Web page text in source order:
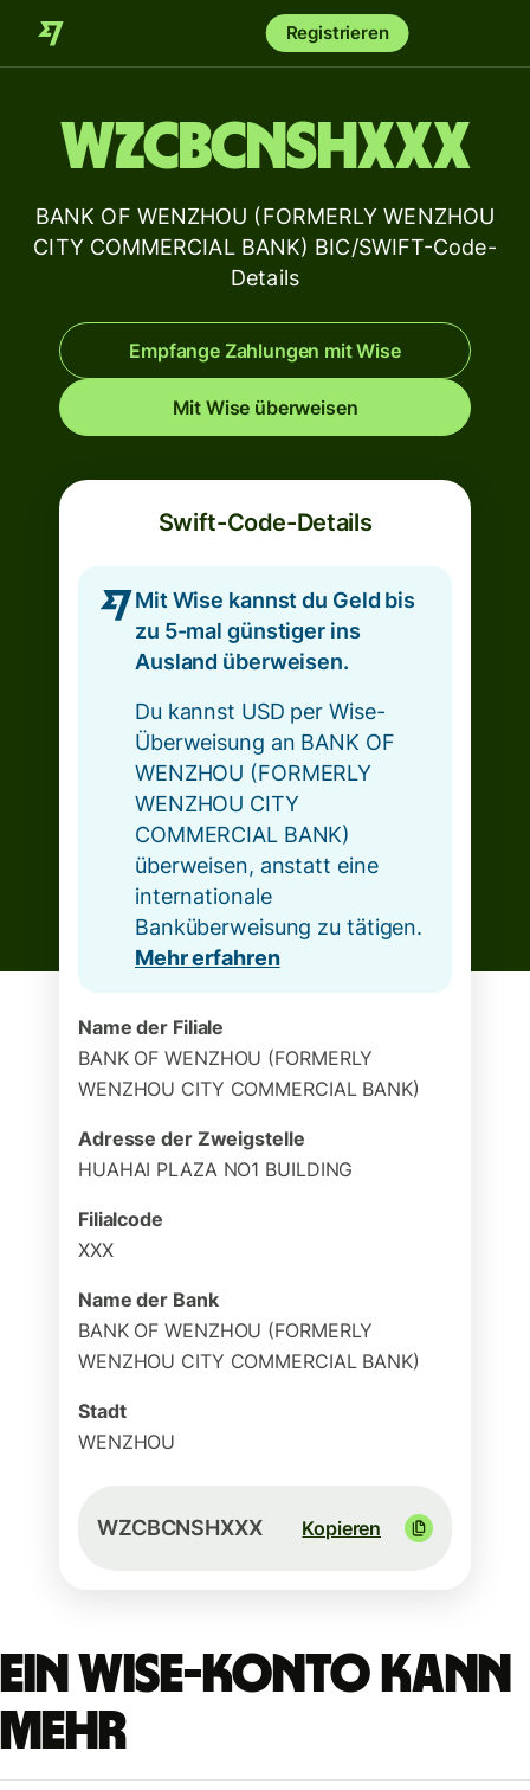
Registrieren
WZCBCNSHXXX
BANK OF WENZHOU (FORMERLY WENZHOU
CITY COMMERCIAL BANK) BIC/SWIFT-Code-
Details
Empfange Zahlungen mit Wise
Mit Wise überweisen
Swift-Code-Details
Mit Wise kannst du Geld bis
zu 5-mal günstiger ins
Ausland überweisen.
Du kannst USD per Wise-
Überweisung an BANK OF
WENZHOU (FORMERLY
WENZHOU CITY
COMMERCIAL BANK)
überweisen, anstatt eine
internationale
Banküberweisung zu tätigen.
Mehr erfahren
Name der Filiale
BANK OF WENZHOU (FORMERLY
WENZHOU CITY COMMERCIAL BANK)
Adresse der Zweigstelle
HUAHAI PLAZA NO1 BUILDING
Filialcode
XXX
Name der Bank
BANK OF WENZHOU (FORMERLY
WENZHOU CITY COMMERCIAL BANK)
Stadt
WENZHOU
WZCBCNSHXXX Kopieren
Ein Wise-Konto kann
mehr